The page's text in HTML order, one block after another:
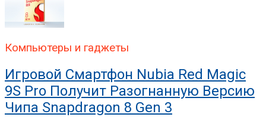
Компьютеры и гаджеты
Игровой Смартфон Nubia Red Magic
9S Pro Получит Разогнанную Версию
Чипа Snapdragon 8 Gen 3